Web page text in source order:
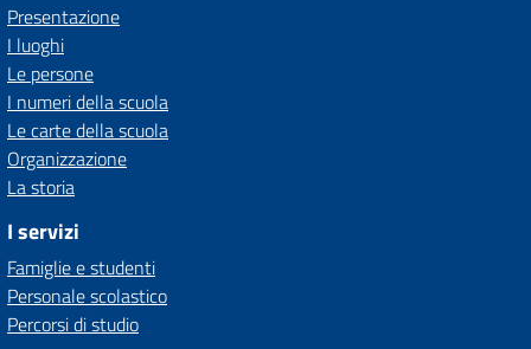
Presentazione
I luoghi
Le persone
I numeri della scuola
Le carte della scuola
Organizzazione
La storia
I servizi
Famiglie e studenti
Personale scolastico
Percorsi di studio